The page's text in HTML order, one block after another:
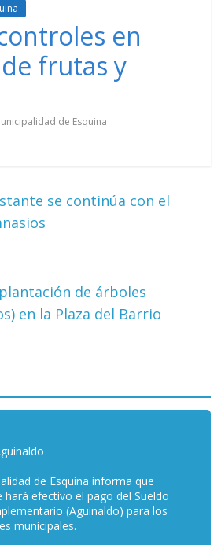
en
frutas y
de Esquina
se continúa con el
de árboles
en la Plaza del Barrio
de Esquina informa que
hará efectivo el pago del Sueldo
(Aguinaldo) para los
municipales.